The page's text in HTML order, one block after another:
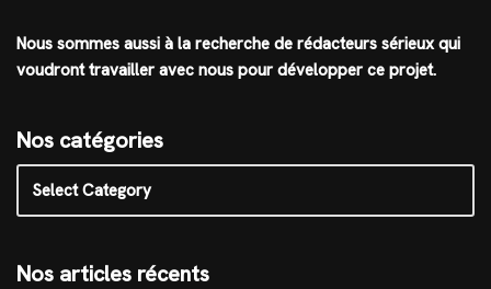
Nous sommes aussi à la recherche de rédacteurs sérieux qui
voudront travailler avec nous pour développer ce projet.
Nos catégories
Nos articles récents